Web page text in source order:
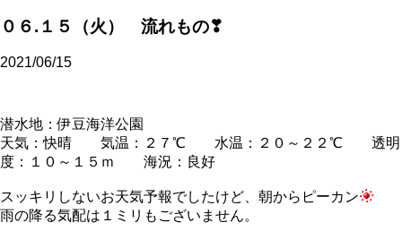
０６.１５（火） 流れもの❣
2021/06/15
潜水地：伊豆海洋公園
天気：快晴 気温：２７℃ 水温：２０～２２℃ 透明
度：１０～１５ｍ 海況：良好
スッキリしないお天気予報でしたけど、朝からピーカン
雨の降る気配は１ミリもございません。